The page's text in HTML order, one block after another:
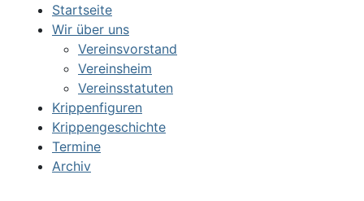
Startseite
Wir über uns
Vereinsvorstand
Vereinsheim
Vereinsstatuten
Krippenfiguren
Krippengeschichte
Termine
Archiv